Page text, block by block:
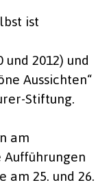
ist
und 2012) und
Aussichten“
Stiftung.
am
am 25. und 26.